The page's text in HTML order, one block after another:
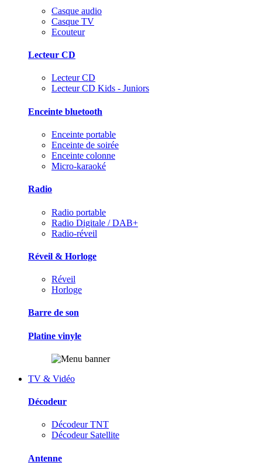
Casque audio
Casque TV
Ecouteur
Lecteur CD
Lecteur CD
Lecteur CD Kids - Juniors
Enceinte bluetooth
Enceinte portable
Enceinte de soirée
Enceinte colonne
Micro-karaoké
Radio
Radio portable
Radio Digitale / DAB+
Radio-réveil
Réveil & Horloge
Réveil
Horloge
Barre de son
Platine vinyle
TV & Vidéo
Décodeur
Décodeur TNT
Décodeur Satellite
Antenne